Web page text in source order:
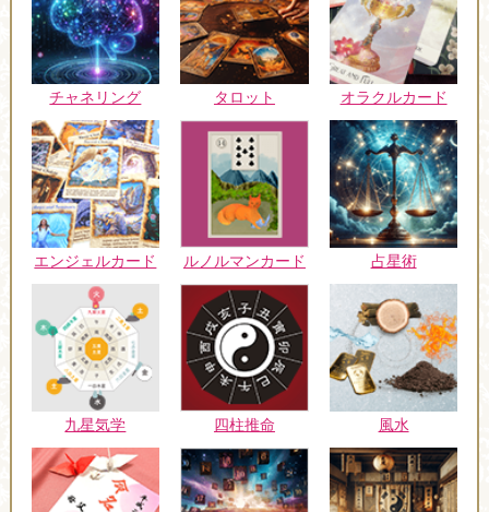
チャネリング タロット オラクルカード
エンジェルカード ルノルマンカード 占星術
九星気学 四柱推命 風水